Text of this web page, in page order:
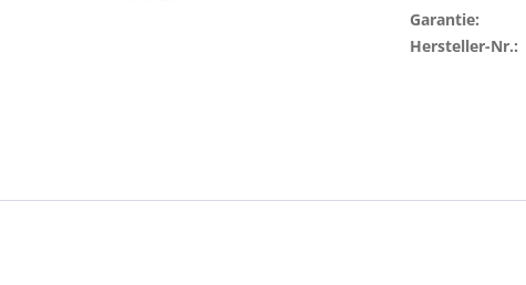
Garantie:
Hersteller-Nr.: